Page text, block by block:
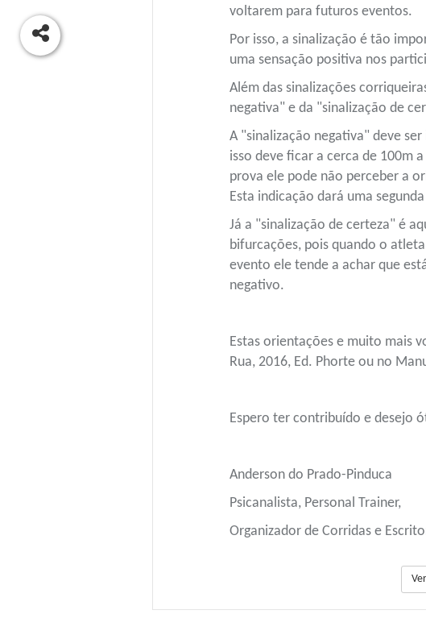
voltarem para futuros eventos.
Por isso, a sinalização é tão
uma sensação positiva nos
Além das sinalizações
negativa" e da "sinalização de
A "sinalização negativa" deve
isso deve ficar a cerca de 100m
prova ele pode não perceber a
Esta indicação dará uma
Já a "sinalização de certeza" é
bifurcações, pois quando o
evento ele tende a achar que
negativo.
Estas orientações e muito mais
Rua, 2016, Ed. Phorte ou no
Espero ter contribuído e desejo
Anderson do Prado-Pinduca
Psicanalista, Personal Trainer,
Organizador de Corridas e